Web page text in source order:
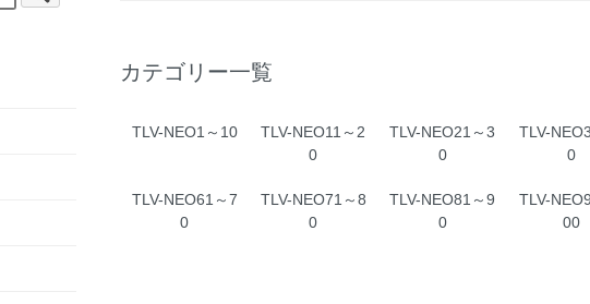
カテゴリー一覧
TLV-NEO1～10
TLV-NEO11～2
0
TLV-NEO21～3
0
TLV-
0
TLV-NEO61～7
0
TLV-NEO71～8
0
TLV-NEO81～9
0
TLV-
00